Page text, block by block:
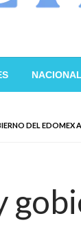
DEL EDOMEX